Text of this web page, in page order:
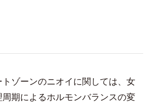
トゾーンのニオイに関しては、女
期によるホルモンバランスの変